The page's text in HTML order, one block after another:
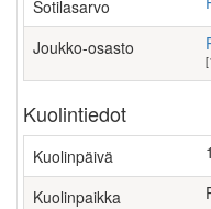
Sotilasarvo
Joukko-osasto
Kuolintiedot
Kuolinpäivä
Kuolinpaikka